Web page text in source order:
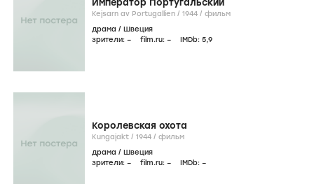
Император Португальский
Kejsarn av Portugallien / 1944 / фильм
драма / Швеция
зрители: – film.ru: – IMDb: 5,9
Королевская охота
Kungajakt / 1944 / фильм
драма / Швеция
зрители: – film.ru: – IMDb: –